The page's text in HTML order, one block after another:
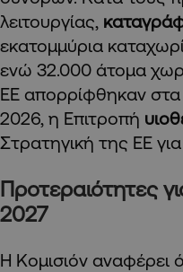
λειτουργίας,
εκατομμύρια
ενώ 32.000 άτομα
ΕΕ απορρίφθηκαν στα
2026, η Επιτροπή
Στρατηγική της ΕΕ
Προτεραιότητες
2027
Η Κομισιόν αναφέρει